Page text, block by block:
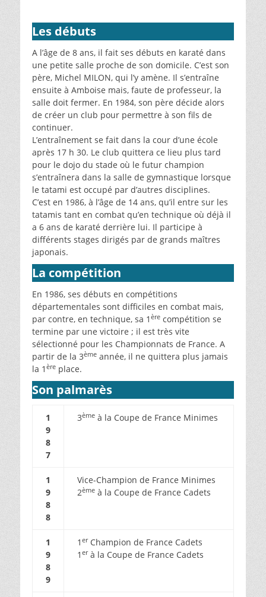
Les débuts
A l’âge de 8 ans, il fait ses débuts en karaté dans
une petite salle proche de son domicile. C’est son
père, Michel MILON, qui l’y amène. Il s’entraîne
ensuite à Amboise mais, faute de professeur, la
salle doit fermer. En 1984, son père décide alors
de créer un club pour permettre à son fils de
continuer.
L’entraînement se fait dans la cour d’une école
après 17 h 30. Le club quittera ce lieu plus tard
pour le dojo du stade où le futur champion
s’entraînera dans la salle de gymnastique lorsque
le tatami est occupé par d’autres disciplines.
C’est en 1986, à l’âge de 14 ans, qu’il entre sur les
tatamis tant en combat qu’en technique où déjà il
a 6 ans de karaté derrière lui. Il participe à
différents stages dirigés par de grands maîtres
japonais.
La compétition
En 1986, ses débuts en compétitions
départementales sont difficiles en combat mais,
par contre, en technique, sa 1 ère compétition se
termine par une victoire ; il est très vite
sélectionné pour les Championnats de France. A
partir de la 3ème année, il ne quittera plus jamais
la 1 ère place.
Son palmarès
1
9
8
7
3èmeà la Coupe de France Minimes
1
9
8
8
Vice-Champion de France Minimes
2èmeà la Coupe de France Cadets
1
9
8
9
1 erChampion de France Cadets
1 erà la Coupe de France Cadets